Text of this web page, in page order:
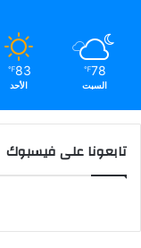
78
℉
السبت
83
℉
الأحد
تابعونا على فيسبوك